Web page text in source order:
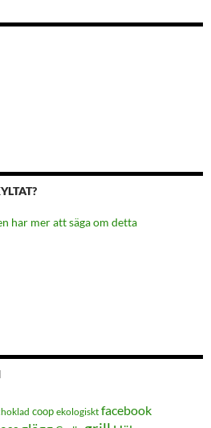
har mer att säga om detta
coop ekologiskt facebook